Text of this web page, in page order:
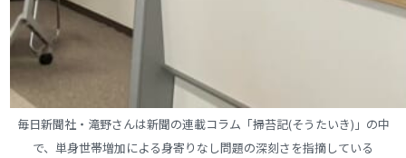
毎日新聞社・滝野さんは新聞の連載コラム「掃苔記(そうたいき)」の中
で、単身世帯増加による身寄りなし問題の深刻さを指摘している